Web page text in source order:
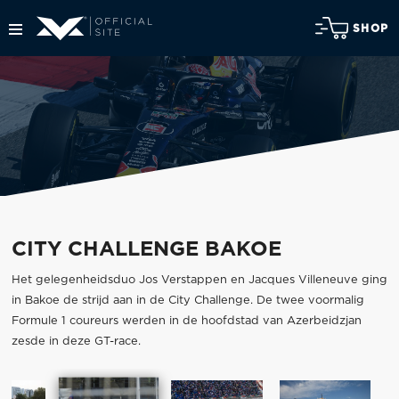
SHOP
CITY CHALLENGE BAKOE
Het gelegenheidsduo Jos Verstappen en Jacques Villeneuve ging
in Bakoe de strijd aan in de City Challenge. De twee voormalig
Formule 1 coureurs werden in de hoofdstad van Azerbeidzjan
zesde in deze GT-race.